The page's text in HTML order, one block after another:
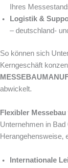
Ihres
Logistik &
– deutschland-
So können sich
Kerngeschäft
abwickelt.
Flexibler
Unternehmen in
Herangehensweise,
Internationale